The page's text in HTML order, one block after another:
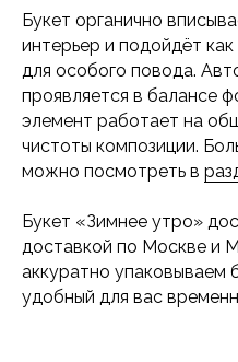
Букет органично
интерьер и подойдёт
для особого повода.
проявляется в балансе
элемент работает на
чистоты композиции.
можно посмотреть в
Букет «Зимнее утро»
доставкой по Москве и
аккуратно упаковываем
удобный для вас